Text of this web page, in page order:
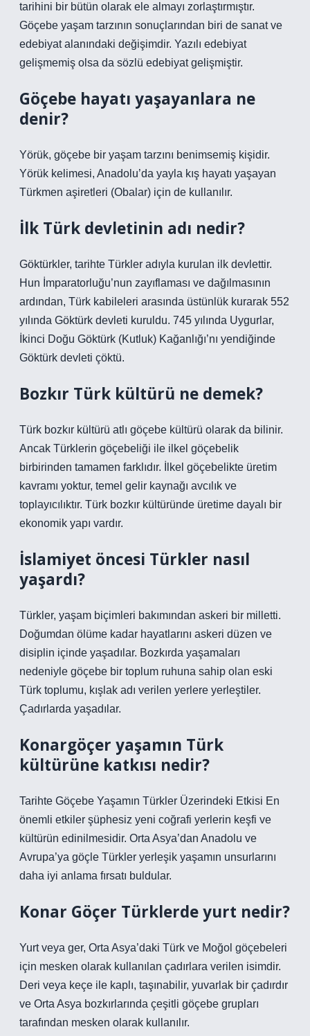
tarihini bir bütün olarak ele almayı zorlaştırmıştır.
Göçebe yaşam tarzının sonuçlarından biri de sanat ve
edebiyat alanındaki değişimdir. Yazılı edebiyat
gelişmemiş olsa da sözlü edebiyat gelişmiştir.
Göçebe hayatı yaşayanlara ne
denir?
Yörük, göçebe bir yaşam tarzını benimsemiş kişidir.
Yörük kelimesi, Anadolu’da yayla kış hayatı yaşayan
Türkmen aşiretleri (Obalar) için de kullanılır.
İlk Türk devletinin adı nedir?
Göktürkler, tarihte Türkler adıyla kurulan ilk devlettir.
Hun İmparatorluğu’nun zayıflaması ve dağılmasının
ardından, Türk kabileleri arasında üstünlük kurarak 552
yılında Göktürk devleti kuruldu. 745 yılında Uygurlar,
İkinci Doğu Göktürk (Kutluk) Kağanlığı’nı yendiğinde
Göktürk devleti çöktü.
Bozkır Türk kültürü ne demek?
Türk bozkır kültürü atlı göçebe kültürü olarak da bilinir.
Ancak Türklerin göçebeliği ile ilkel göçebelik
birbirinden tamamen farklıdır. İlkel göçebelikte üretim
kavramı yoktur, temel gelir kaynağı avcılık ve
toplayıcılıktır. Türk bozkır kültüründe üretime dayalı bir
ekonomik yapı vardır.
İslamiyet öncesi Türkler nasıl
yaşardı?
Türkler, yaşam biçimleri bakımından askeri bir milletti.
Doğumdan ölüme kadar hayatlarını askeri düzen ve
disiplin içinde yaşadılar. Bozkırda yaşamaları
nedeniyle göçebe bir toplum ruhuna sahip olan eski
Türk toplumu, kışlak adı verilen yerlere yerleştiler.
Çadırlarda yaşadılar.
Konargöçer yaşamın Türk
kültürüne katkısı nedir?
Tarihte Göçebe Yaşamın Türkler Üzerindeki Etkisi En
önemli etkiler şüphesiz yeni coğrafi yerlerin keşfi ve
kültürün edinilmesidir. Orta Asya’dan Anadolu ve
Avrupa’ya göçle Türkler yerleşik yaşamın unsurlarını
daha iyi anlama fırsatı buldular.
Konar Göçer Türklerde yurt nedir?
Yurt veya ger, Orta Asya’daki Türk ve Moğol göçebeleri
için mesken olarak kullanılan çadırlara verilen isimdir.
Deri veya keçe ile kaplı, taşınabilir, yuvarlak bir çadırdır
ve Orta Asya bozkırlarında çeşitli göçebe grupları
tarafından mesken olarak kullanılır.